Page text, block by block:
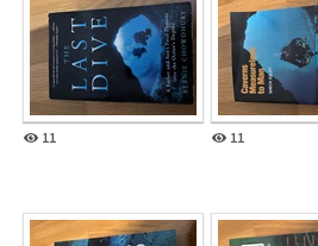
11 11